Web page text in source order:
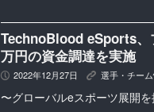
TechnoBlood eSports、
万円の資金調達を実施
P 2022年12月27日 K 選手・チー
〜グローバルeスポーツ展開